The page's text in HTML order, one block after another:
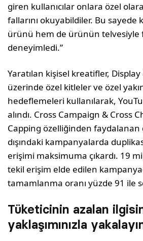
giren kullanıcılar onlara özel
fallarını okuyabildiler. Bu sayede
ürünü hem de ürünün telvesiyle
deneyimledi.”
Yaratılan kişisel kreatifler, Display
üzerinde özel kitleler ve özel
hedeflemeleri kullanılarak,
alındı. Cross Campaign & Cross
Capping özelliğinden faydalanan
dışındaki kampanyalarda
erişimi maksimuma çıkardı. 19
tekil erişim elde edilen
tamamlanma oranı yüzde 91 ile
Tüketicinin azalan
yaklaşımınızla